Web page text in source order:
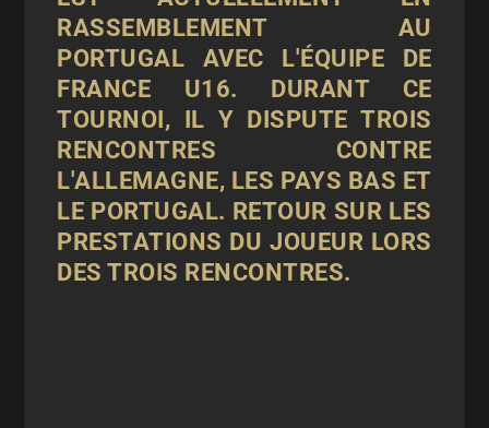
RASSEMBLEMENT AU
PORTUGAL AVEC L'ÉQUIPE DE
FRANCE U16. DURANT CE
TOURNOI, IL Y DISPUTE TROIS
RENCONTRES CONTRE
L'ALLEMAGNE, LES PAYS BAS ET
LE PORTUGAL. RETOUR SUR LES
PRESTATIONS DU JOUEUR LORS
DES TROIS RENCONTRES.